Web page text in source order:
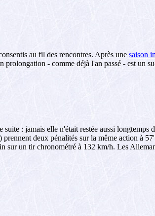
au fil des rencontres. Après une saison
- comme déjà l'an passé - est un
: jamais elle n'était restée aussi
deux pénalités sur la même action à
un tir chronométré à 132 km/h. Les